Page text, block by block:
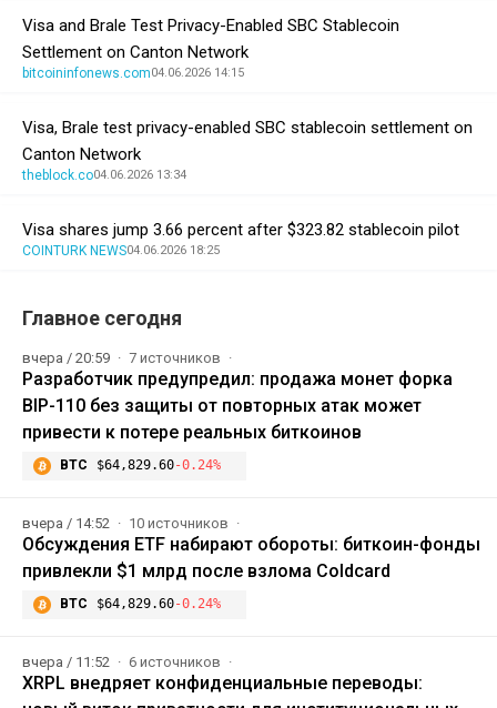
Visa and Brale Test Privacy-Enabled SBC Stablecoin
Settlement on Canton Network
bitcoininfonews.com04.06.2026 14:15
Visa, Brale test privacy-enabled SBC stablecoin settlement on
Canton Network
theblock.co04.06.2026 13:34
Visa shares jump 3.66 percent after $323.82 stablecoin pilot
COINTURK NEWS04.06.2026 18:25
Главное сегодня
вчера / 20:59 7 источников
Разработчик предупредил: продажа монет форка
BIP-110 без защиты от повторных атак может
привести к потере реальных биткоинов
BTC $64,829.60-0.24%
вчера / 14:52 10 источников
Обсуждения ETF набирают обороты: биткоин-фонды
привлекли $1 млрд после взлома Coldcard
BTC $64,829.60-0.24%
вчера / 11:52 6 источников
XRPL внедряет конфиденциальные переводы: